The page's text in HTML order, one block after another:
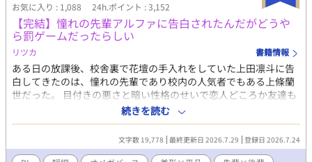
お気に入り : 1,088 24h.ポイント : 3,152
【完結】憧れの先輩アルファに告白されたんだがどうや
ら罰ゲームだったらしい
リツカ 書籍情報
ある日の放課後、校舎裏で花壇の手入れをしていた上田凛斗に告
白してきたのは、憧れの先輩であり校内の人気者でもある上條蘭
世だった。 目付きの悪さと暗い性格のせいで恋人どころか友達も
いない凛斗は、戸惑いながらもお試しで蘭世との交際をはじめた
のだが…… 美形溺愛アルファ×三白眼平凡オメガ
続きを読む
文字数 19,778 最終更新日 2026.7.29 登録日 2026.7.24